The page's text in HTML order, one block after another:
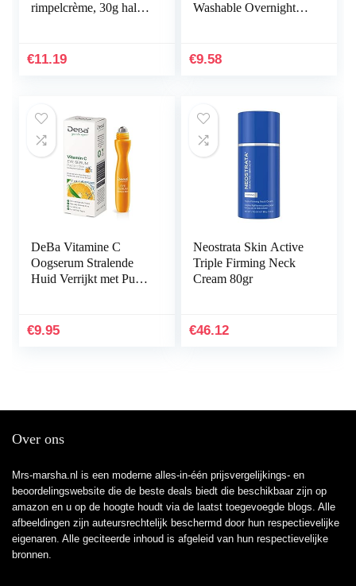
rimpelcrème, 30g hals
Moisturizer
€11.19
Washable Overnight
Neckline Patch For
€9.58
DeBa Vitamine C
Oogserum Stralende
Huid Verrijkt met Pure
€9.95
Neostrata Skin Active
Triple Firming Neck
Cream 80gr
€46.12
Over ons
Mrs-marsha.nl is een moderne alles-in-één prijsvergelijkings- en
beoordelingswebsite die de beste deals biedt die beschikbaar zijn op
amazon en u op de hoogte houdt via de laatst toegevoegde blogs. Alle
afbeeldingen zijn auteursrechtelijk beschermd door hun respectievelijke
eigenaren. Alle geciteerde inhoud is afgeleid van hun respectievelijke
bronnen.